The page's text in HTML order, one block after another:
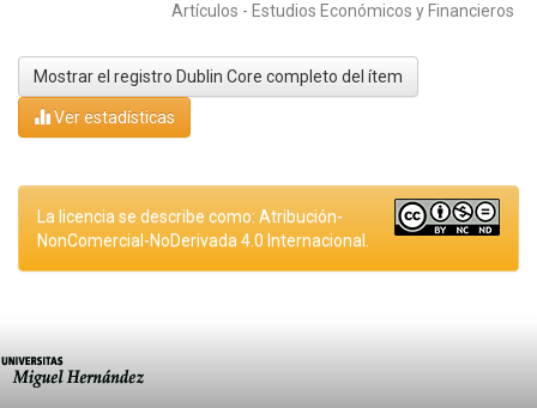
Artículos - Estudios Económicos y Financieros
Mostrar el registro Dublin Core completo del ítem
Ver estadísticas
La licencia se describe como: Atribución-
NonComercial-NoDerivada 4.0 Internacional.